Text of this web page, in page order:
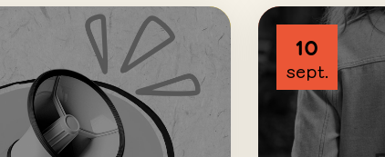
10
sept.